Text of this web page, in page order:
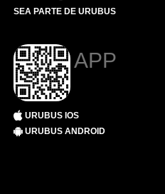
SEA PARTE DE URUBUS
APP
URUBUS IOS
URUBUS ANDROID